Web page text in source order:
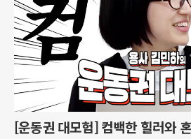
[운동권 대모험] 컴백한 힐러와